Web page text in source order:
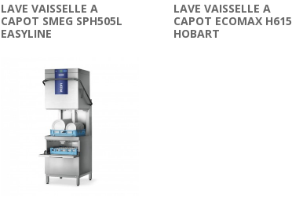
LAVE VAISSELLE A
CAPOT SMEG SPH505L
EASYLINE
LAVE VAISSELLE A
CAPOT ECOMAX H615
HOBART